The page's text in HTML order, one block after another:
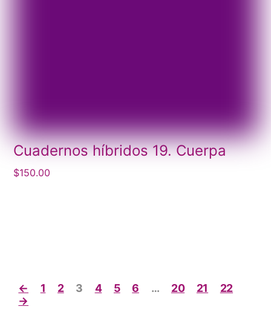
Cuadernos híbridos 19. Cuerpa
$150.00
← 1 2 3 4 5 6 … 20 21
22
→